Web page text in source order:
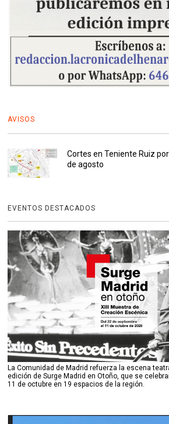
AVISOS
Cortes en Teniente Ruiz
de agosto
EVENTOS DESTACADOS
La Comunidad de Madrid refuerza la escena
edición de Surge Madrid en Otoño, que se
11 de octubre en 19 espacios de la región.